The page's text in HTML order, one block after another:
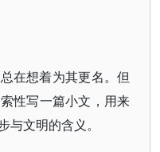
在想着为其更名。但
性写一篇小文，用来
文明的含义。